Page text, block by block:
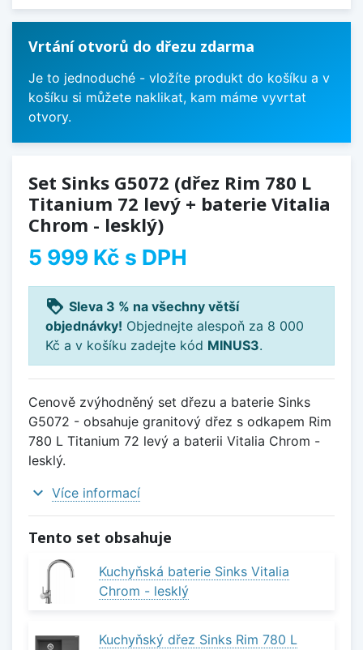
Vrtání otvorů do dřezu zdarma
Je to jednoduché - vložíte produkt do košíku a v
košíku si můžete naklikat, kam máme vyvrtat
otvory.
Set Sinks G5072 (dřez Rim 780 L
Titanium 72 levý + baterie Vitalia
Chrom - lesklý)
5 999 Kč s DPH
loyalty Sleva 3 % na všechny větší
objednávky! Objednejte alespoň za 8 000
Kč a v košíku zadejte kód MINUS3.
Cenově zvýhodněný set dřezu a baterie Sinks
G5072 - obsahuje granitový dřez s odkapem Rim
780 L Titanium 72 levý a baterii Vitalia Chrom -
lesklý.
expand_more Více informací
Tento set obsahuje
Kuchyňská baterie Sinks Vitalia
Chrom - lesklý
Kuchyňský dřez Sinks Rim 780 L